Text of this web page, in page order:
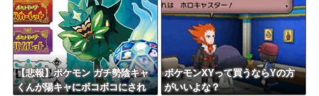
【悲報】ポケモン ガチ勢陰キャ
くんが陽キャにボコボコにされ
ポケモンXYって買うならYの方
がいいよな？